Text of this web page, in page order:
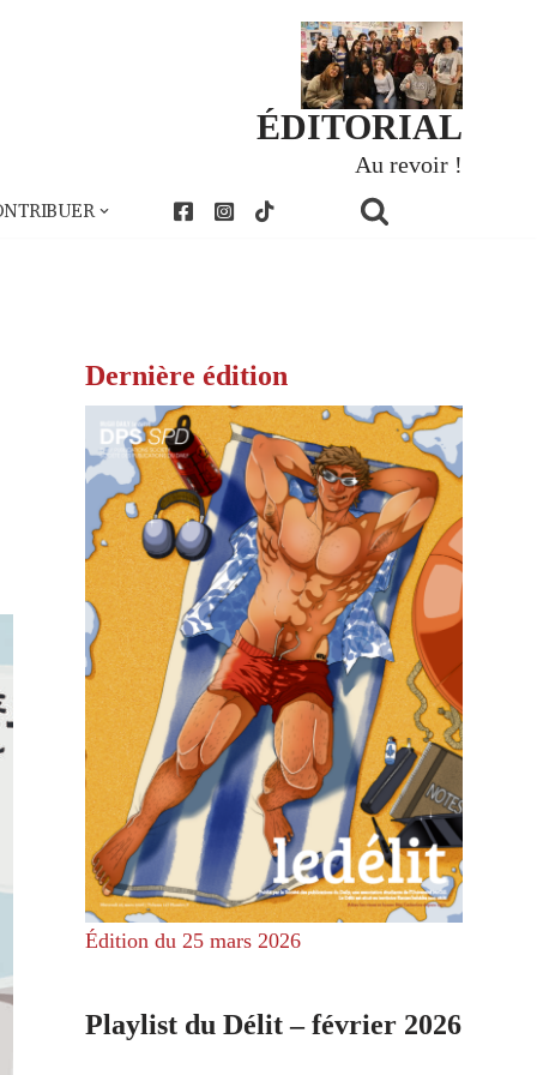
ÉDITORIAL
Au revoir !
Dernière édition
Édition du 25 mars 2026
Playlist du Délit – février 2026